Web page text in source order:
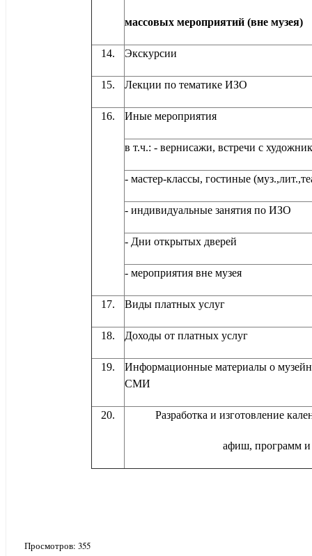
массовых мероприятий (вне музея)
14. Экскурсии
15. Лекции по тематике ИЗО
16. Иные
в т.ч.: - вернисажи, встречи с
- мастер-классы, гостиные
- индивидуальные занятия по ИЗО
- Дни открытых дверей
- мероприятия вне музея
17. Виды платных услуг
18. Доходы от платных услуг
19.
Информационные материалы о
СМИ
20. Разработка и изготовление
афиш, программ и
Просмотров: 355